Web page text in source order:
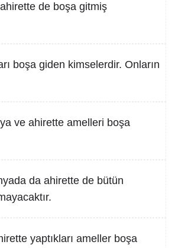
de boşa gitmiş
boşa giden kimselerdir. Onların
ve ahirette amelleri boşa
da ahirette de bütün
yaptıkları ameller boşa